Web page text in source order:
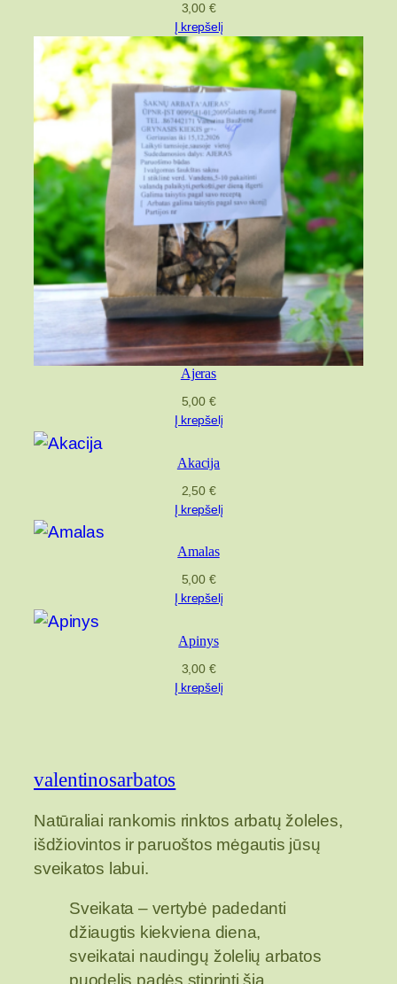
3,00 €
Į krepšelį
Ajeras
5,00 €
Į krepšelį
Akacija
2,50 €
Į krepšelį
Amalas
5,00 €
Į krepšelį
Apinys
3,00 €
Į krepšelį
valentinosarbatos
Natūraliai rankomis rinktos arbatų žoleles,
išdžiovintos ir paruoštos mėgautis jūsų
sveikatos labui.
Sveikata – vertybė padedanti
džiaugtis kiekviena diena,
sveikatai naudingų žolelių arbatos
puodelis padės stiprinti šią